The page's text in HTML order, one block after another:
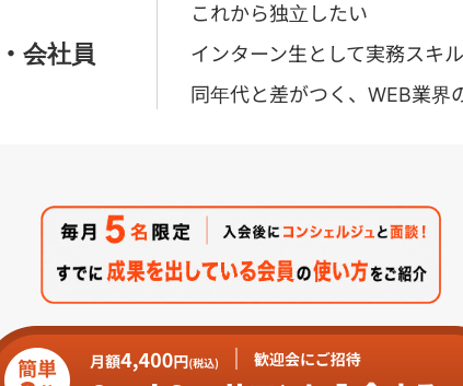
会社員
これから独立したい
インターン生として実務スキ
同年代と差がつく、WEB業界